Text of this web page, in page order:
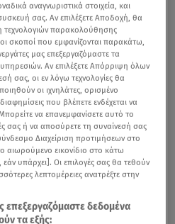
αναγνωριστικά στοιχεία, και
σας. Αν επιλέξετε Αποδοχή, θα
τεχνολογιών παρακολούθησης
σκοποί που εμφανίζονται παρακάτω,
μας επεξεργαζόμαστε τα
Αν επιλέξετε Απόρριψη όλων
σας, οι εν λόγω τεχνολογίες θα
οι ιχνηλάτες, ορισμένο
που βλέπετε ενδέχεται να
να επανεμφανίσετε αυτό το
σας ή να αποσύρετε τη συναίνεσή σας
Διαχείριση προτιμήσεων στο
αιωρούμενο εικονίδιο στο κάτω
υπάρχει]. Οι επιλογές σας θα τεθούν
λεπτομέρειες ανατρέξτε στην
επεξεργαζόμαστε δεδομένα
τα εξής: